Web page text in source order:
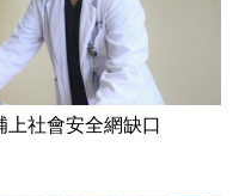
社會安全網缺口